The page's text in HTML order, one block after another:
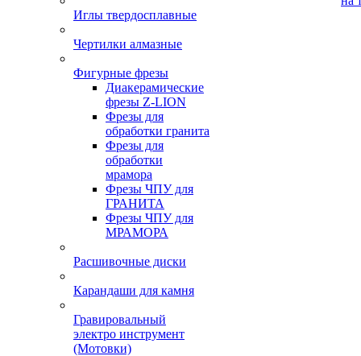
Иглы твердосплавные
Чертилки алмазные
Фигурные фрезы
Диакерамические
фрезы Z-LION
Фрезы для
обработки гранита
Фрезы для
обработки
мрамора
Фрезы ЧПУ для
ГРАНИТА
Фрезы ЧПУ для
МРАМОРА
Расшивочные диски
Карандаши для камня
Гравировальный
электро инструмент
(Мотовки)